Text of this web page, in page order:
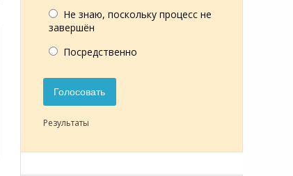
Не знаю, поскольку процесс не
завершён
Посредственно
Голосовать
Результаты